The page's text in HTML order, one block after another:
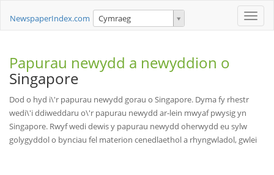
Toggle
NewspaperIndex.com Cymraeg
Papurau newydd a newyddion o
Singapore
Dod o hyd i\'r papurau newydd gorau o Singapore. Dyma fy rhestr
wedi\'i ddiweddaru o\'r papurau newydd ar-lein mwyaf pwysig yn
Singapore. Rwyf wedi dewis y papurau newydd oherwydd eu sylw
golygyddol o bynciau fel materion cenedlaethol a rhyngwladol, gwlei